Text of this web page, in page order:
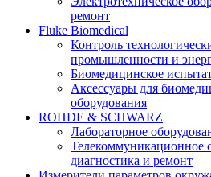
ремонт
Fluke Biomedical
Контроль
промышленности и
Биомедицинское
Аксессуары для
оборудования
ROHDE & SCHWARZ
Лабораторное
Телекоммуникационное
диагностика и ремонт